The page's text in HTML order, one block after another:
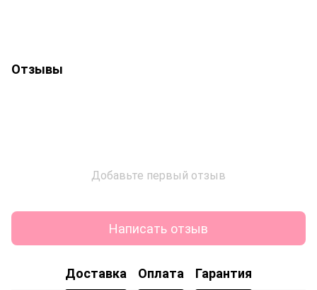
Отзывы
Добавьте первый отзыв
Написать отзыв
Доставка Оплата Гарантия